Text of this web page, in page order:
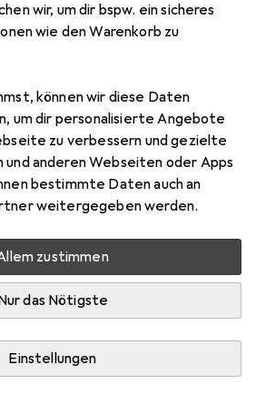
wir, um dir bspw. ein sicheres
wie den Warenkorb zu
können wir diese Daten
um dir personalisierte Angebote
zu verbessern und gezielte
und anderen Webseiten oder Apps
bestimmte Daten auch an
weitergegeben werden.
zustimmen
das Nötigste
Einstellungen
Full-Cover
Marke
Mehr von Dipos
an Lager beim Drittanbieter
für genaue Lieferzeit